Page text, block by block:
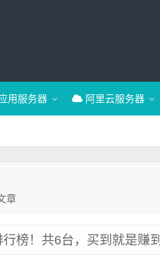
用服务器 阿里云服务器
章
榜！共6台，买到就是赚到